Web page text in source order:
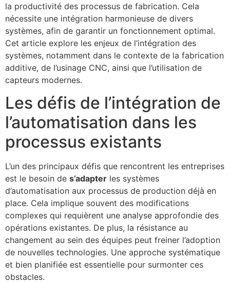
la productivité des processus de fabrication. Cela
nécessite une intégration harmonieuse de divers
systèmes, afin de garantir un fonctionnement optimal.
Cet article explore les enjeux de l’intégration des
systèmes, notamment dans le contexte de la fabrication
additive, de l’usinage CNC, ainsi que l’utilisation de
capteurs modernes.
Les défis de l’intégration de
l’automatisation dans les
processus existants
L’un des principaux défis que rencontrent les entreprises
est le besoin de s’adapter les systèmes
d’automatisation aux processus de production déjà en
place. Cela implique souvent des modifications
complexes qui requièrent une analyse approfondie des
opérations existantes. De plus, la résistance au
changement au sein des équipes peut freiner l’adoption
de nouvelles technologies. Une approche systématique
et bien planifiée est essentielle pour surmonter ces
obstacles.